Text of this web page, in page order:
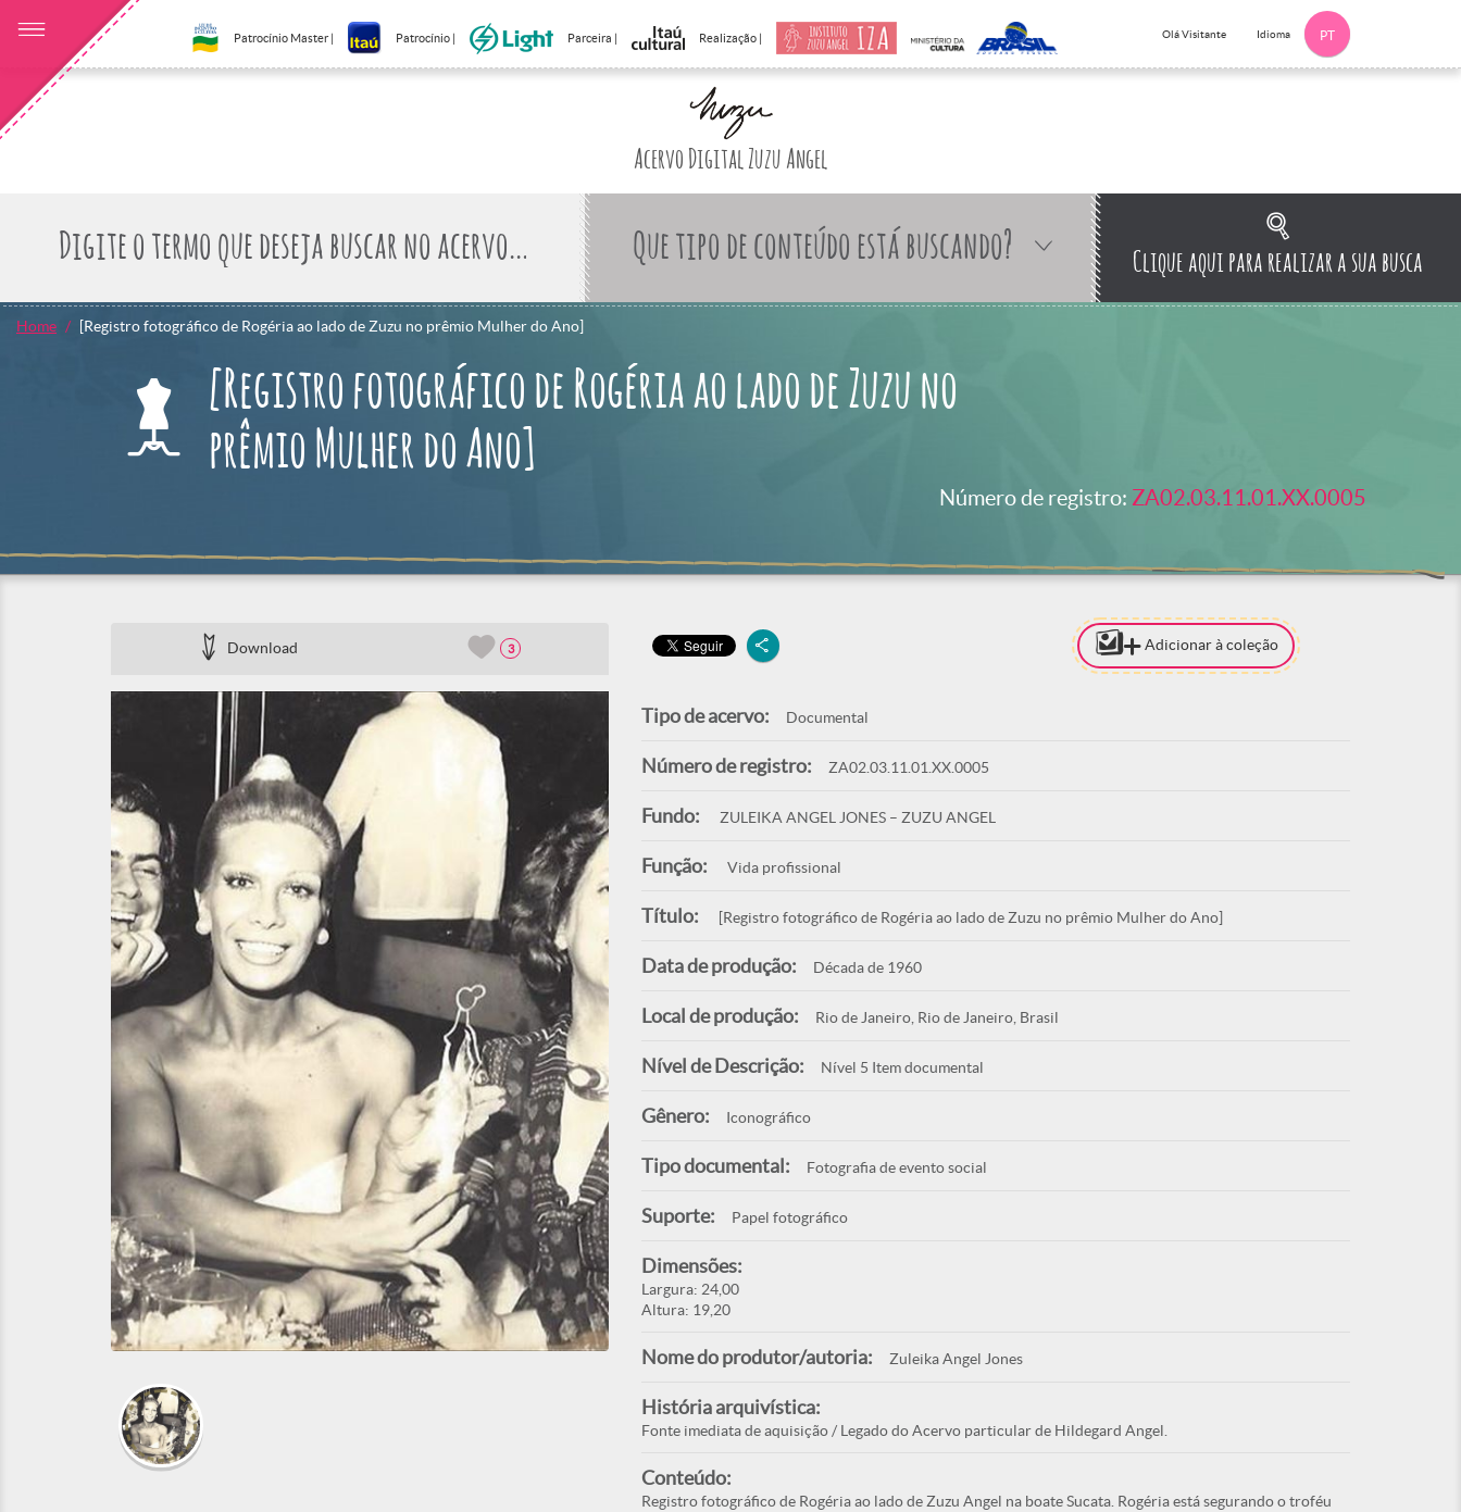
Patrocínio Master | Patrocínio | Parceira | Realização | Olá Visitante Idioma PT
Acervo Digital Zuzu Angel
Que tipo de conteúdo está buscando? Clique aqui para realizar a sua busca
Home [Registro fotográfico de Rogéria ao lado de Zuzu no prêmio Mulher do Ano]
[Registro fotográfico de Rogéria ao lado de Zuzu no
prêmio Mulher do Ano]
Número de registro: ZA02.03.11.01.XX.0005
Download 3 Adicionar à coleção
Tipo de acervo: Documental
Número de registro: ZA02.03.11.01.XX.0005
Fundo: ZULEIKA ANGEL JONES – ZUZU ANGEL
Função: Vida profissional
Título: [Registro fotográfico de Rogéria ao lado de Zuzu no prêmio Mulher do Ano]
Data de produção: Década de 1960
Local de produção: Rio de Janeiro, Rio de Janeiro, Brasil
Nível de Descrição: Nível 5 Item documental
Gênero: Iconográfico
Tipo documental: Fotografia de evento social
Suporte: Papel fotográfico
Dimensões:
Largura: 24,00
Altura: 19,20
Nome do produtor/autoria: Zuleika Angel Jones
História arquivística:
Fonte imediata de aquisição / Legado do Acervo particular de Hildegard Angel.
Conteúdo:
Registro fotográfico de Rogéria ao lado de Zuzu Angel na boate Sucata. Rogéria está segurando o troféu